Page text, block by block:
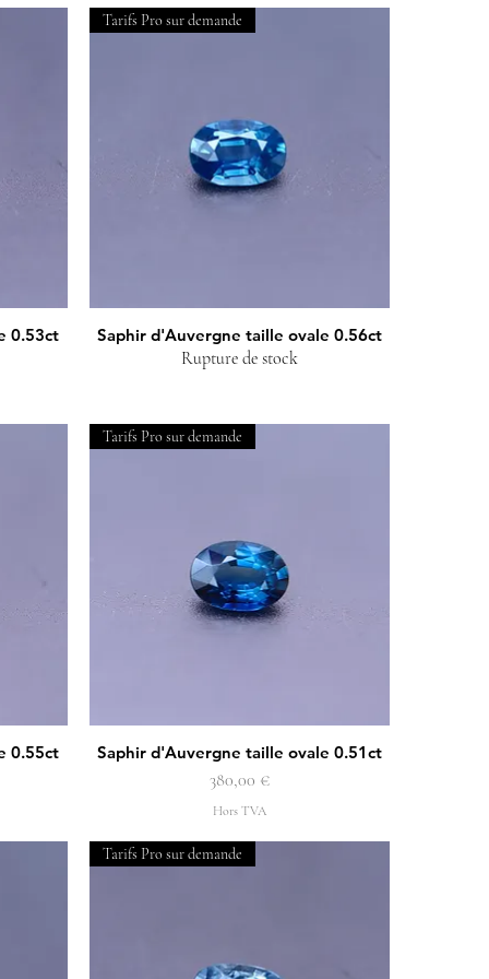
0.53ct Aperçu rapide
Tarifs Pro sur demande
Saphir d'Auvergne taille ovale 0.56ct
Rupture de stock
0.55ct Aperçu rapide
Tarifs Pro sur demande
Saphir d'Auvergne taille ovale 0.51ct
Prix
380,00 €
Hors TVA
Tarifs Pro sur demande